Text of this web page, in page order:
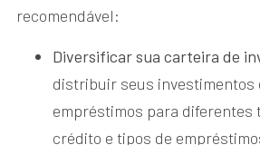
recomendável:
Diversificar sua carteira de
distribuir seus investimentos
empréstimos para diferentes
crédito e tipos de